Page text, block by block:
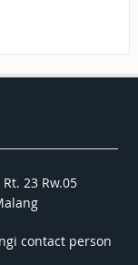
23 Rw.05
contact person